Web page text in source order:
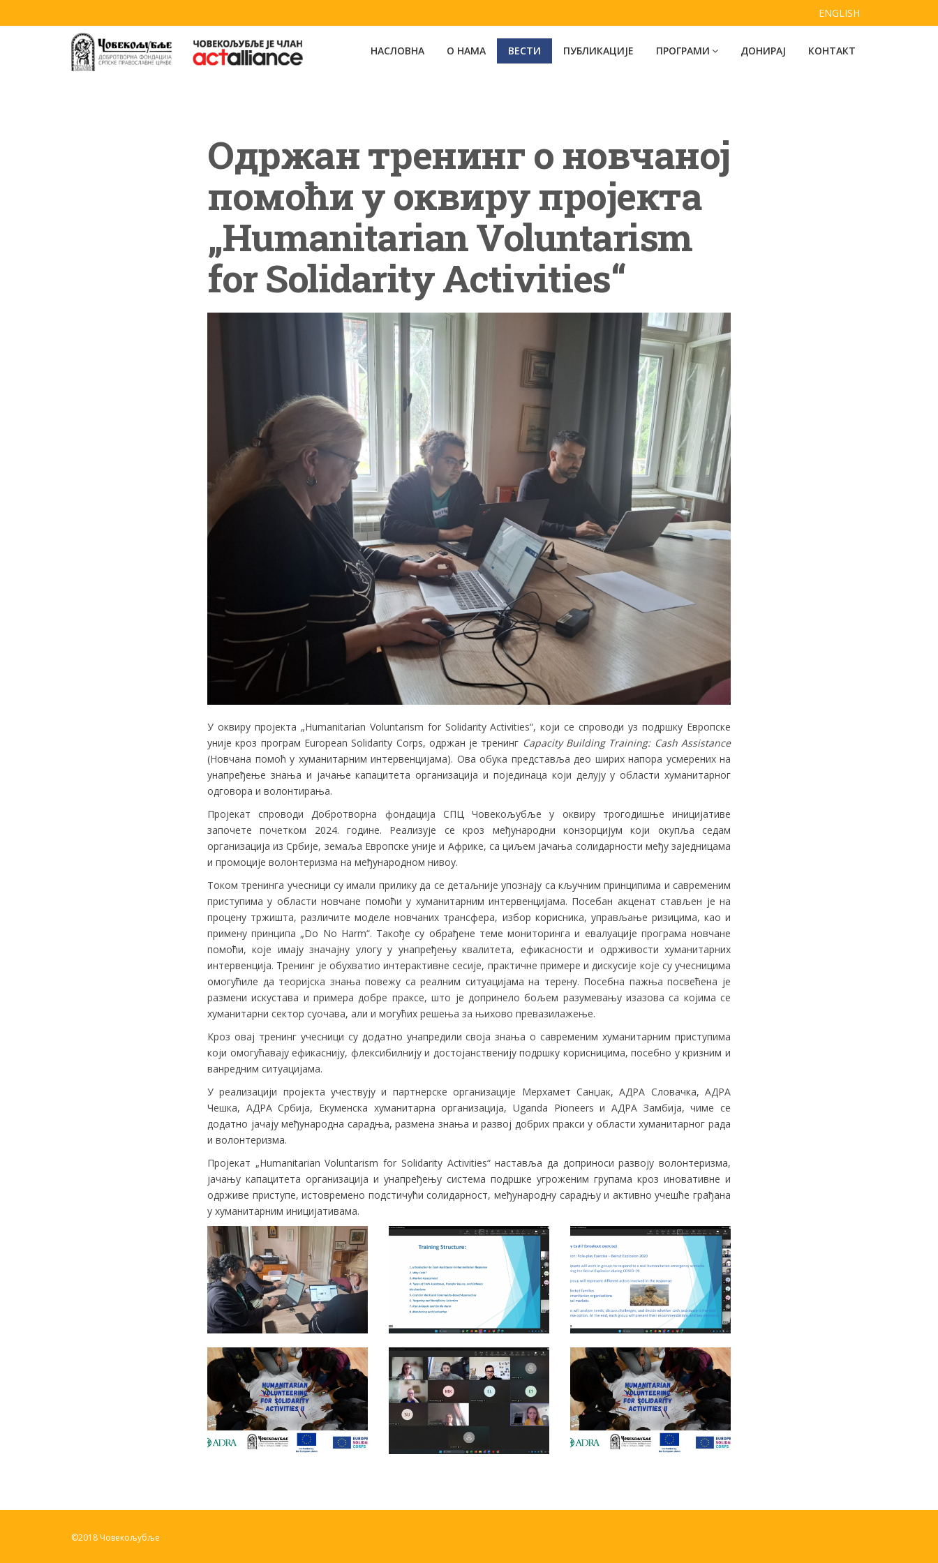
ENGLISH
НАСЛОВНА О НАМА ВЕСТИ ПУБЛИКАЦИЈЕ ПРОГРАМИ ДОНИРАЈ КОНТАКТ
Одржан тренинг о новчаној
помоћи у оквиру пројекта
„Humanitarian Voluntarism
for Solidarity Activities“
У оквиру пројекта „Humanitarian Voluntarism for Solidarity Activities“, који се спроводи уз подршку Европске
уније кроз програм European Solidarity Corps, одржан је тренинг Capacity Building Training: Cash Assistance
(Новчана помоћ у хуманитарним интервенцијама). Ова обука представља део ширих напора усмерених на
унапређење знања и јачање капацитета организација и појединаца који делују у области хуманитарног
одговора и волонтирања.
Пројекат спроводи Добротворна фондација СПЦ Човекољубље у оквиру трогодишње иницијативе
започете почетком 2024. године. Реализује се кроз међународни конзорцијум који окупља седам
организација из Србије, земаља Европске уније и Африке, са циљем јачања солидарности међу заједницама
и промоције волонтеризма на међународном нивоу.
Током тренинга учесници су имали прилику да се детаљније упознају са кључним принципима и савременим
приступима у области новчане помоћи у хуманитарним интервенцијама. Посебан акценат стављен је на
процену тржишта, различите моделе новчаних трансфера, избор корисника, управљање ризицима, као и
примену принципа „Do No Harm“. Такође су обрађене теме мониторинга и евалуације програма новчане
помоћи, које имају значајну улогу у унапређењу квалитета, ефикасности и одрживости хуманитарних
интервенција. Тренинг је обухватио интерактивне сесије, практичне примере и дискусије које су учесницима
омогућиле да теоријска знања повежу са реалним ситуацијама на терену. Посебна пажња посвећена је
размени искустава и примера добре праксе, што је допринело бољем разумевању изазова са којима се
хуманитарни сектор суочава, али и могућих решења за њихово превазилажење.
Кроз овај тренинг учесници су додатно унапредили своја знања о савременим хуманитарним приступима
који омогућавају ефикаснију, флексибилнију и достојанственију подршку корисницима, посебно у кризним и
ванредним ситуацијама.
У реализацији пројекта учествују и партнерске организације Мерхамет Санџак, АДРА Словачка, АДРА
Чешка, АДРА Србија, Екуменска хуманитарна организација, Uganda Pioneers и АДРА Замбија, чиме се
додатно јачају међународна сарадња, размена знања и развој добрих пракси у области хуманитарног рада
и волонтеризма.
Пројекат „Humanitarian Voluntarism for Solidarity Activities“ наставља да доприноси развоју волонтеризма,
јачању капацитета организација и унапређењу система подршке угроженим групама кроз иновативне и
одрживе приступе, истовремено подстичући солидарност, међународну сарадњу и активно учешће грађана
у хуманитарним иницијативама.
©2018 Човекољубље